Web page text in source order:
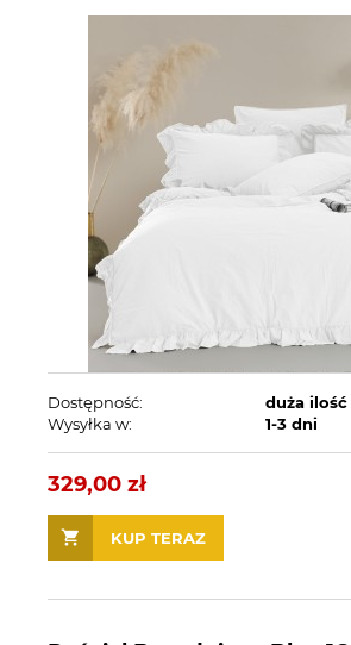
Dostępność:
duża ilość
Wysyłka w:
1-3 dni
329,00 zł
KUP TERAZ